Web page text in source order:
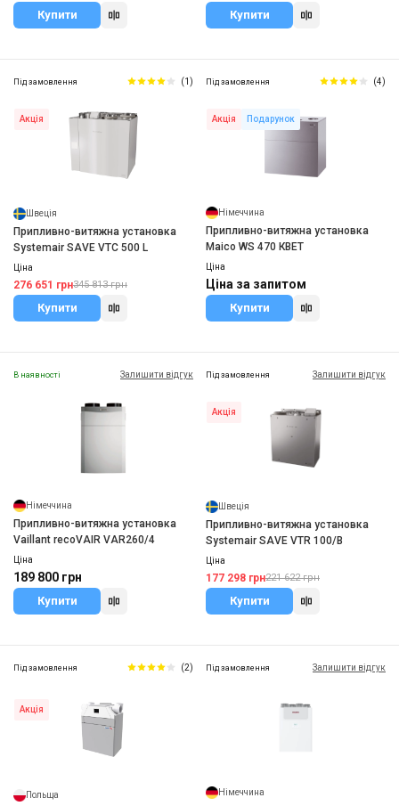
Купити Купити
Під замовлення (1)
Акція
Швеція
Припливно-витяжна установка
Systemair SAVE VTC 500 L
Ціна
276 651 грн345 813 грн
Купити
Під замовлення (4)
Акція Подарунок
Німеччина
Припливно-витяжна установка
Maico WS 470 КВЕТ
Ціна
Ціна за запитом
Купити
В наявності Залишити відгук
Німеччина
Припливно-витяжна установка
Vaillant recoVAIR VAR260/4
Ціна
189 800 грн
Купити
Під замовлення Залишити відгук
Акція
Швеція
Припливно-витяжна установка
Systemair SAVE VTR 100/B
Ціна
177 298 грн221 622 грн
Купити
Під замовлення (2)
Акція
Польща
Під замовлення Залишити відгук
Німеччина